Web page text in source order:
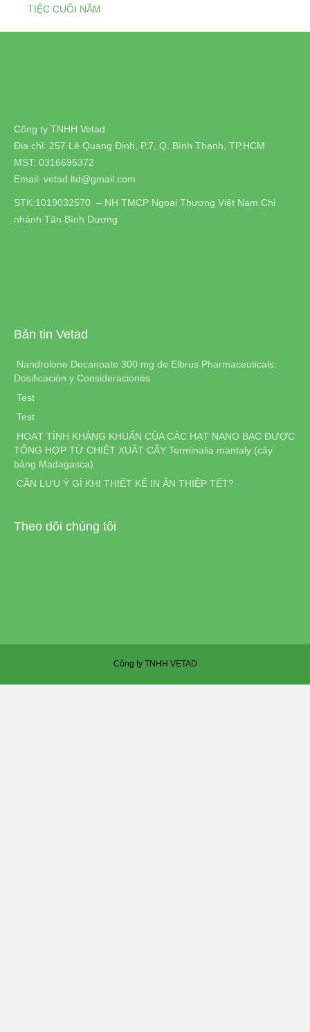
TIỆC CUỐI NĂM
Công ty TNHH Vetad
Địa chỉ: 257 Lê Quang Định, P.7, Q. Bình Thạnh, TP.HCM
MST: 0316695372
Email: vetad.ltd@gmail.com
STK:1019032570 – NH TMCP Ngoại Thương Việt Nam Chi
nhánh Tân Bình Dương
Bản tin Vetad
Nandrolone Decanoate 300 mg de Elbrus Pharmaceuticals:
Dosificación y Consideraciones
Test
Test
HOẠT TÍNH KHÁNG KHUẨN CỦA CÁC HẠT NANO BẠC ĐƯỢC
TỔNG HỢP TỪ CHIẾT XUẤT CÂY Terminalia mantaly (cây
bàng Madagasca)
CẦN LƯU Ý GÌ KHI THIẾT KẾ IN ẤN THIỆP TẾT?
Theo dõi chúng tôi
Công ty TNHH VETAD